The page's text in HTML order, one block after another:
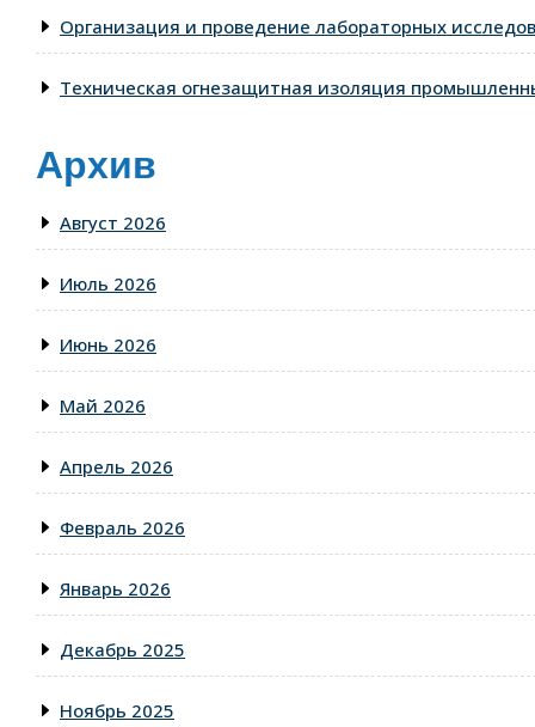
Организация и проведение лабораторных
Техническая огнезащитная изоляция
Архив
Август 2026
Июль 2026
Июнь 2026
Май 2026
Апрель 2026
Февраль 2026
Январь 2026
Декабрь 2025
Ноябрь 2025